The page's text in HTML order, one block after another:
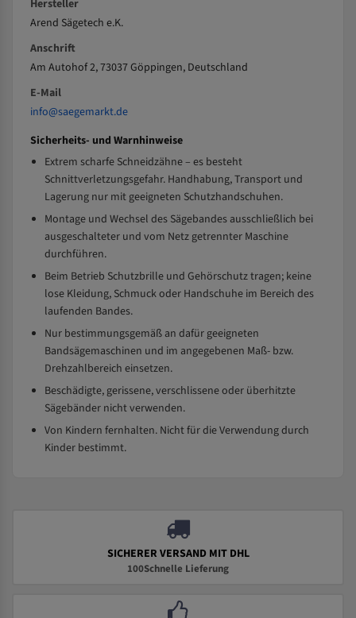
Hersteller
Arend Sägetech e.K.
Anschrift
Am Autohof 2, 73037 Göppingen, Deutschland
E-Mail
info@saegemarkt.de
Sicherheits- und Warnhinweise
Extrem scharfe Schneidzähne – es besteht
Schnittverletzungsgefahr. Handhabung, Transport und
Lagerung nur mit geeigneten Schutzhandschuhen.
Montage und Wechsel des Sägebandes ausschließlich bei
ausgeschalteter und vom Netz getrennter Maschine
durchführen.
Beim Betrieb Schutzbrille und Gehörschutz tragen; keine
lose Kleidung, Schmuck oder Handschuhe im Bereich des
laufenden Bandes.
Nur bestimmungsgemäß an dafür geeigneten
Bandsägemaschinen und im angegebenen Maß- bzw.
Drehzahlbereich einsetzen.
Beschädigte, gerissene, verschlissene oder überhitzte
Sägebänder nicht verwenden.
Von Kindern fernhalten. Nicht für die Verwendung durch
Kinder bestimmt.
SICHERER VERSAND MIT DHL
100Schnelle Lieferung